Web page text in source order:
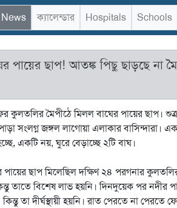
News ক্যালেন্ডার Hospitals Schools
পায়ের ছাপ! আতঙ্ক পিছু ছাড়ছে না
কুলতলির মৈপীঠে মিলল বাঘের পায়ের ছাপ।
সংলগ্ন জঙ্গল লাগোয়া এলাকার বাসিন্দারা।
একটি নয়, ঘুরে বেড়াচ্ছে ২টি বাঘ।
পায়ের ছাপ মিলেছিল দক্ষিণ ২৪ পরগনার
তাতে বিশেষ লাভ হয়নি। দিনদুয়েক পর নদীর
তা দীর্ঘস্থায়ী হয়নি। রাত পেরতে না